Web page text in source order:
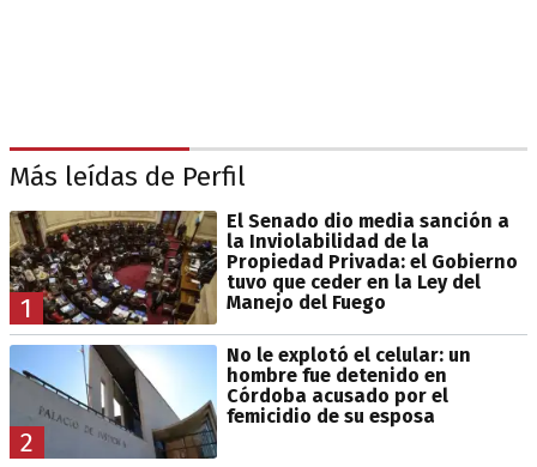
Más leídas de Perfil
1
El Senado dio media sanción a
la Inviolabilidad de la
Propiedad Privada: el Gobierno
tuvo que ceder en la Ley del
Manejo del Fuego
2
No le explotó el celular: un
hombre fue detenido en
Córdoba acusado por el
femicidio de su esposa